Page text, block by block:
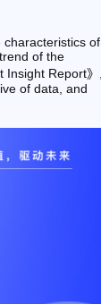
of
of the
Report》,
of data, and